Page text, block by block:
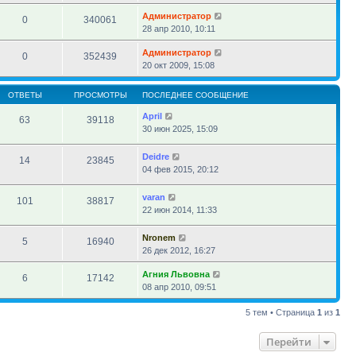
0 340061
Администратор
28 апр 2010, 10:11
0 352439
Администратор
20 окт 2009, 15:08
ОТВЕТЫ ПРОСМОТРЫ ПОСЛЕДНЕЕ СООБЩЕНИЕ
63 39118
April
30 июн 2025, 15:09
14 23845
Deidre
04 фев 2015, 20:12
101 38817
varan
22 июн 2014, 11:33
5 16940
Nronem
26 дек 2012, 16:27
6 17142
Агния Львовна
08 апр 2010, 09:51
5 тем • Страница 1 из 1
Перейти